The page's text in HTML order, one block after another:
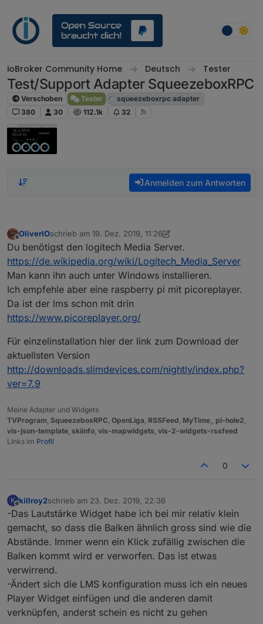
ioBroker Community Home Deutsch Tester
Test/Support Adapter SqueezeboxRPC
Verschoben Tester
squeezeboxrpc adapter
380
30 112.1k 32
Anmelden zum Antworten
Offline
OliverIOschrieb am 19. Dez. 2019, 11:26
zuletzt editiert von OliverIO
Du benötigst den logitech Media Server.
https://de.wikipedia.org/wiki/Logitech_Media_Server
Man kann ihn auch unter Windows installieren.
Ich empfehle aber eine raspberry pi mit picoreplayer.
Da ist der lms schon mit drin
https://www.picoreplayer.org/
Für einzelinstallation hier der link zum Download der
aktuellsten Version
http://downloads.slimdevices.com/nightly/index.php?
ver=7.9
Meine Adapter und Widgets
TVProgram, SqueezeboxRPC, OpenLiga, RSSFeed, MyTime,, pi-hole2,
vis-json-template, skiinfo, vis-mapwidgets, vis-2-widgets-rssfeed
Links im Profil
0
K
Offline
killroy2schrieb am 23. Dez. 2019, 22:36
zuletzt editiert von
-Das Lautstärke Widget habe ich bei mir relativ klein
gemacht, so dass die Balken ähnlich gross sind wie die
Abstände. Immer wenn ein Klick zufällig zwischen die
Balken kommt wird er verworfen. Das ist etwas
verwirrend.
-Ändert sich die LMS konfiguration muss ich ein neues
Player Widget einfügen und die anderen damit
verknüpfen, anderst schein es nicht zu gehen